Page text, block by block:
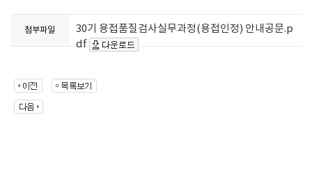
첨부파일
30기 용접품질검사실무과정(용접인정) 안내공문.p
df